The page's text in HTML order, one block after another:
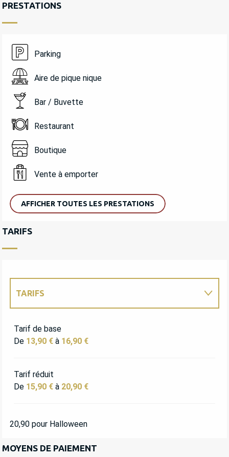
PRESTATIONS
Parking
Aire de pique nique
Bar / Buvette
Restaurant
Boutique
Vente à emporter
AFFICHER TOUTES LES PRESTATIONS
TARIFS
TARIFS
TARIFS 2027
Tarif de base
De 13,90 € à 16,90 €
Tarif réduit
De 15,90 € à 20,90 €
20,90 pour Halloween
MOYENS DE PAIEMENT